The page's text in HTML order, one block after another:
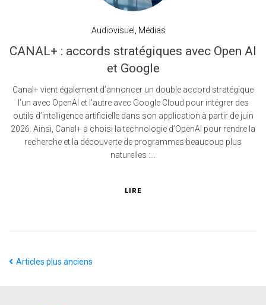
Audiovisuel Médias
CANAL+ : accords stratégiques avec Open AI
et Google
Canal+ vient également d’annoncer un double accord stratégique
l’un avec OpenAI et l’autre avec Google Cloud pour intégrer des
outils d’intelligence artificielle dans son application à partir de juin
2026. Ainsi, Canal+ a choisi la technologie d’OpenAI pour rendre la
recherche et la découverte de programmes beaucoup plus
naturelles :...
LIRE
Articles plus anciens